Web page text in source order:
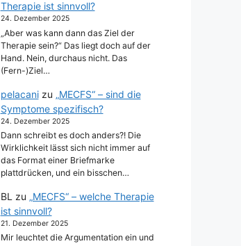
Therapie ist sinnvoll?
24. Dezember 2025
„Aber was kann dann das Ziel der
Therapie sein?“ Das liegt doch auf der
Hand. Nein, durchaus nicht. Das
(Fern-)Ziel…
pelacanizu „MECFS“ – sind die
Symptome spezifisch?
24. Dezember 2025
Dann schreibt es doch anders?! Die
Wirklichkeit lässt sich nicht immer auf
das Format einer Briefmarke
plattdrücken, und ein bisschen…
BL zu „MECFS“ – welche Therapie
ist sinnvoll?
21. Dezember 2025
Mir leuchtet die Argumentation ein und